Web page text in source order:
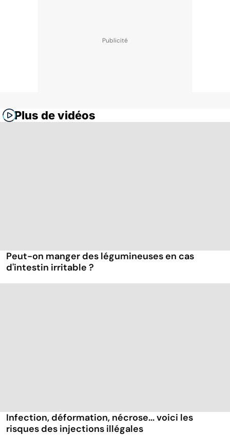
Plus de vidéos
Peut-on manger des légumineuses en cas
d'intestin irritable ?
Infection, déformation, nécrose... voici les
risques des injections illégales